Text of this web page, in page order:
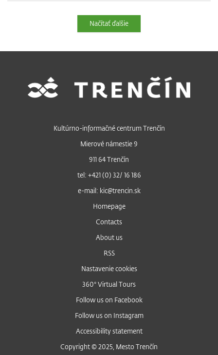
Načítať ďalšie
Kultúrno-informačné centrum Trenčín
Mierové námestie 9
911 64 Trenčín
tel: +421 (0) 32/ 16 186
e-mail: kic@trencin.sk
Homepage
Contacts
About us
RSS
Nastavenie cookies
360° Virtual Tours
Follow us on Facebook
Follow us on Instagram
Accessibility statement
Copyright © 2025, Mesto Trenčín